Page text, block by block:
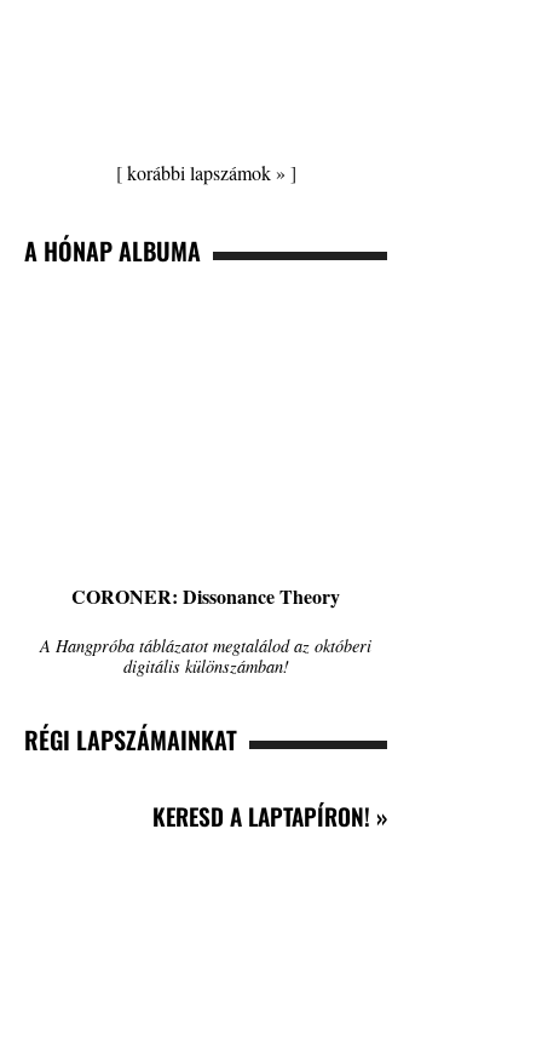
[korábbi lapszámok » ]
A HÓNAP ALBUMA
CORONER: Dissonance Theory
A Hangpróba táblázatot megtalálod az októberi
digitális különszámban!
RÉGI LAPSZÁMAINKAT
KERESD A LAPTAPÍRON! »